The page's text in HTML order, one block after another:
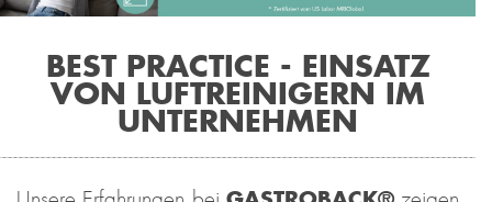
BEST PRACTICE - EINSATZ
VON LUFTREINIGERN IM
UNTERNEHMEN